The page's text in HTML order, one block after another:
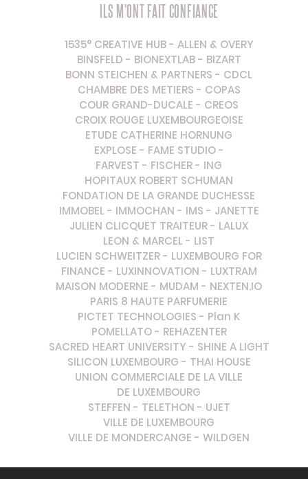
ILS M'ONT FAIT CONFIANCE
1535° CREATIVE HUB- ALLEN & OVERY
BINSFELD - BIONEXTLAB- BIZART
BONN STEICHEN & PARTNERS - CDCL
CHAMBRE DES METIERS - COPAS
COUR GRAND-DUCALE - CREOS
CROIX ROUGE LUXEMBOURGEOISE
ETUDE CATHERINE HORNUNG
EXPLOSE - FAME STUDIO-
FARVEST - FISCHER- ING
HOPITAUX ROBERT SCHUMAN
FONDATION DE LA GRANDE DUCHESSE
IMMOBEL- IMMOCHAN - IMS - JANETTE
JULIEN CLICQUET TRAITEUR- LALUX
LEON & MARCEL- LIST
LUCIEN SCHWEITZER- LUXEMBOURG FOR
FINANCE - LUXINNOVATION - LUXTRAM
MAISON MODERNE - MUDAM - NEXTEN.IO
PARIS 8 HAUTE PARFUMERIE
PICTET TECHNOLOGIES - Plan K
POMELLATO- REHAZENTER
SACRED HEART UNIVERSITY - SHINE A LIGHT
SILICON LUXEMBOURG - THAI HOUSE
UNION COMMERCIALE DE LA VILLE
DE LUXEMBOURG
STEFFEN - TELETHON - UJET
VILLE DE LUXEMBOURG
VILLE DE MONDERCANGE -WILDGEN